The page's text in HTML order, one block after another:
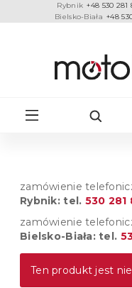
Rybnik +48 530 281
Bielsko-Biała +48
zamówienie
Rybnik: tel. 530 281
zamówienie
Bielsko-Biała: tel.
Ten produkt jest